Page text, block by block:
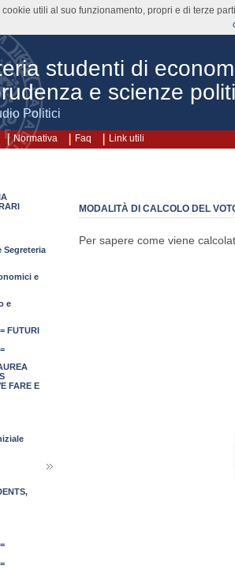
studenti di
e scienze
Politici
Normativa Faq Link utili
MODALITÀ DI CALCOLO DEL
Per sapere come viene
Segreteria
e
e
FUTURI
FARE E
utili al suo funzionamento, propri e di terze